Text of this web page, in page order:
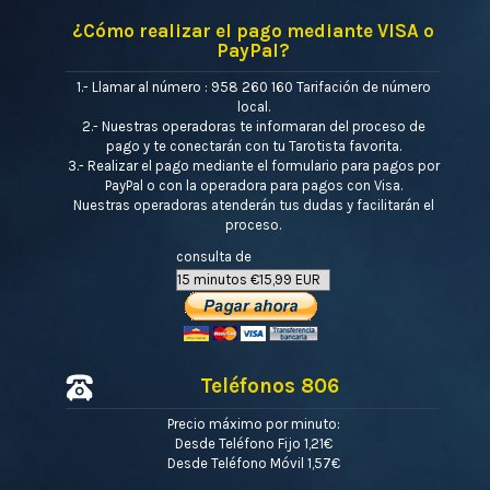
¿Cómo realizar el pago mediante VISA o
PayPal?
1.- Llamar al número : 958 260 160 Tarifación de número
local.
2.- Nuestras operadoras te informaran del proceso de
pago y te conectarán con tu Tarotista favorita.
3.- Realizar el pago mediante el formulario para pagos por
PayPal o con la operadora para pagos con Visa.
Nuestras operadoras atenderán tus dudas y facilitarán el
proceso.
consulta de
Teléfonos 806
Precio máximo por minuto:
Desde Teléfono Fijo 1,21€
Desde Teléfono Móvil 1,57€